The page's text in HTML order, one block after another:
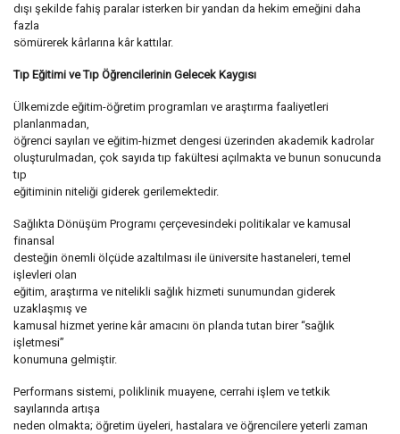
dışı şekilde fahiş paralar isterken bir yandan da hekim emeğini daha
fazla
sömürerek kârlarına kâr kattılar.
Tıp Eğitimi ve Tıp Öğrencilerinin Gelecek Kaygısı
Ülkemizde eğitim-öğretim programları ve araştırma faaliyetleri
planlanmadan,
öğrenci sayıları ve eğitim-hizmet dengesi üzerinden akademik kadrolar
oluşturulmadan, çok sayıda tıp fakültesi açılmakta ve bunun sonucunda
tıp
eğitiminin niteliği giderek gerilemektedir.
Sağlıkta Dönüşüm Programı çerçevesindeki politikalar ve kamusal
finansal
desteğin önemli ölçüde azaltılması ile üniversite hastaneleri, temel
işlevleri olan
eğitim, araştırma ve nitelikli sağlık hizmeti sunumundan giderek
uzaklaşmış ve
kamusal hizmet yerine kâr amacını ön planda tutan birer “sağlık
işletmesi”
konumuna gelmiştir.
Performans sistemi, poliklinik muayene, cerrahi işlem ve tetkik
sayılarında artışa
neden olmakta; öğretim üyeleri, hastalara ve öğrencilere yeterli zaman